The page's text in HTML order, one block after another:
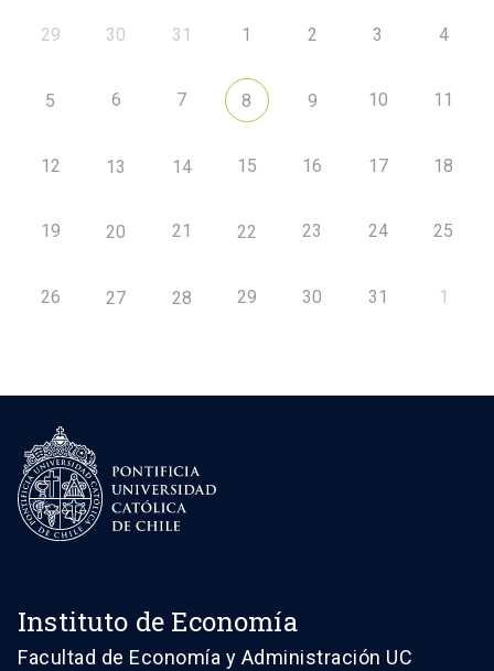
29 30 31 1 2 3 4
5 6 7 8 9 10 11
12 13 14 15 16 17 18
19 20 21 22 23 24 25
26 27 28 29 30 31 1
Instituto de Economía
Facultad de Economía y Administración UC